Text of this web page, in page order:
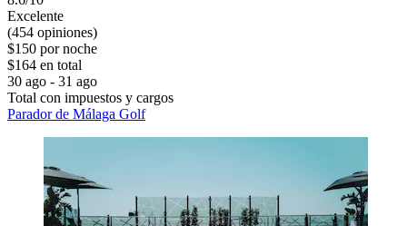
Excelente
(454 opiniones)
$150 por noche
$164 en total
30 ago - 31 ago
Total con impuestos y cargos
Parador de Málaga Golf